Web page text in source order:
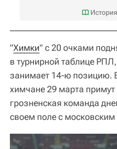
"Химки" с 20 очками
в турнирной таблице
занимает 14-ю позицию.
химчане 29 марта примут
грозненская команда
своем поле с московским